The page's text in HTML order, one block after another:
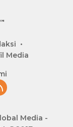
Media
Media -